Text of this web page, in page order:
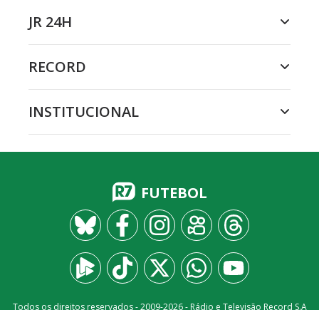
JR 24H
RECORD
INSTITUCIONAL
FUTEBOL
Todos os direitos reservados - 2009-2026- Rádio e Televisão Record S.A